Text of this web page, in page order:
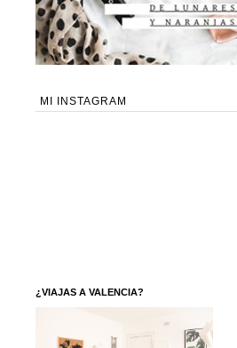
MI INSTAGRAM
¿VIAJAS A VALENCIA?